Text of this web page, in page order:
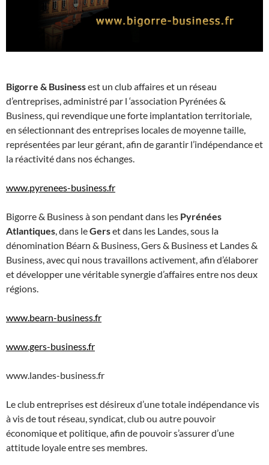
Bigorre & Businessest un club affaires et un réseau
d’entreprises, administré par l ‘association Pyrénées &
Business, qui revendique une forte implantation territoriale,
en sélectionnant des entreprises locales de moyenne taille,
représentées par leur gérant, afin de garantir l’indépendance et
la réactivité dans nos échanges.
www.pyrenees-business.fr
Bigorre & Business à son pendant dans les Pyrénées
Atlantiques, dans leGerset dans les Landes, sous la
dénomination Béarn & Business, Gers & Business et Landes &
Business, avec qui nous travaillons activement, afin d’élaborer
et développer une véritable synergie d’affaires entre nos deux
régions.
www.bearn-business.fr
www.gers-business.fr
www.landes-business.fr
Le club entreprises est désireux d’une totale indépendance vis
à vis de tout réseau, syndicat, club ou autre pouvoir
économique et politique, afin de pouvoir s’assurer d’une
attitude loyale entre ses membres.